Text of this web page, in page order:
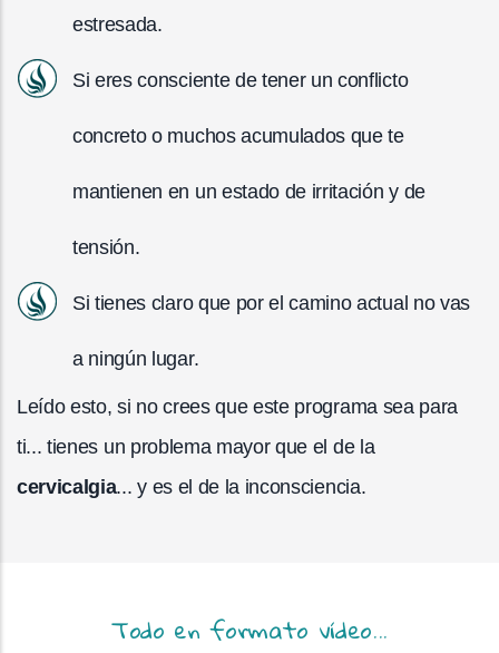
estresada.
Si eres consciente de tener un conflicto
concreto o muchos acumulados que te
mantienen en un estado de irritación y de
tensión.
Si tienes claro que por el camino actual no vas
a ningún lugar.
Leído esto, si no crees que este programa sea para
ti... tienes un problema mayor que el de la
cervicalgia... y es el de la inconsciencia.
Todo en formato vídeo...